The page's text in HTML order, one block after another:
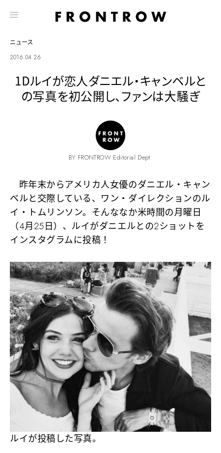
ニュース
2016.04.26
1Dルイが恋人ダニエル・キャンベルと
の写真を初公開し、ファンは大騒ぎ
BY FRONTROW Editorial Dept.
昨年末からアメリカ人女優のダニエル・キャン
ベルと交際している、ワン・ダイレクションのル
イ・トムリンソン。そんななか米時間の月曜日
（4月25日）、ルイがダニエルとの2ショットを
インスタグラムに投稿！
ルイが投稿した写真。